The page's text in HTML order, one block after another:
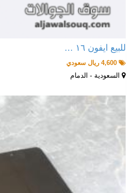
للبيع ايفون ١٦ …
السعودية - الدمام